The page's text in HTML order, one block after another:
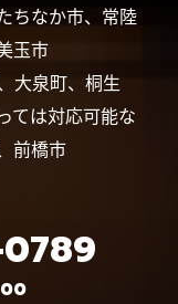
ちなか市、常陸
玉市
大泉町、桐生
ては対応可能な
前橋市